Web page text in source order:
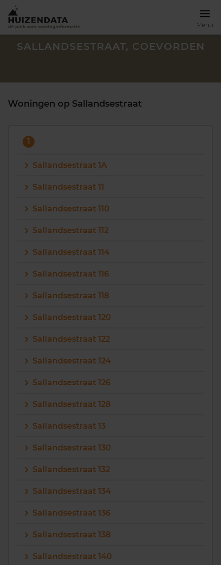
Menu
Maandag t/m vrijdag - 08:00 -18:00
SALLANDSESTRAAT, COEVORDEN
Woningen op Sallandsestraat
1
Sallandsestraat 1A
Sallandsestraat 11
Sallandsestraat 110
Sallandsestraat 112
Sallandsestraat 114
Sallandsestraat 116
Sallandsestraat 118
Sallandsestraat 120
Sallandsestraat 122
Sallandsestraat 124
Sallandsestraat 126
Sallandsestraat 128
Sallandsestraat 13
Sallandsestraat 130
Sallandsestraat 132
Sallandsestraat 134
Sallandsestraat 136
Sallandsestraat 138
Sallandsestraat 140